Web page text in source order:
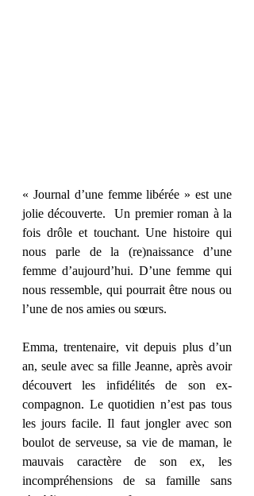
« Journal d’une femme libérée » est une
jolie découverte.  Un premier roman à la
fois drôle et touchant. Une histoire qui
nous parle de la (re)naissance d’une
femme d’aujourd’hui. D’une femme qui
nous ressemble, qui pourrait être nous ou
l’une de nos amies ou sœurs.
Emma, trentenaire, vit depuis plus d’un
an, seule avec sa fille Jeanne, après avoir
découvert les infidélités de son ex-
compagnon. Le quotidien n’est pas tous
les jours facile. Il faut jongler avec son
boulot de serveuse, sa vie de maman, le
mauvais caractère de son ex, les
incompréhensions de sa famille sans